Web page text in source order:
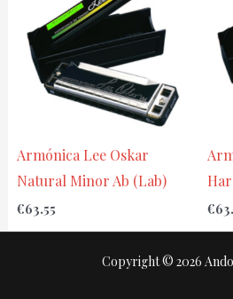
Armónica Lee Oskar
Natural Minor Ab (Lab)
€63.55 €
Copyright © 2026